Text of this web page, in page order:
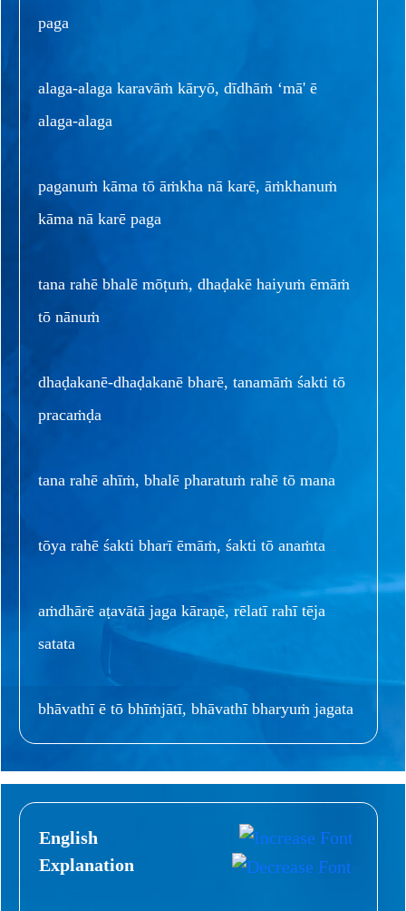
paga
alaga-alaga karavāṁ kāryō, dīdhāṁ ‘mā' ē
alaga-alaga
paganuṁ kāma tō āṁkha nā karē, āṁkhanuṁ
kāma nā karē paga
tana rahē bhalē mōṭuṁ, dhaḍakē haiyuṁ ēmāṁ
tō nānuṁ
dhaḍakanē-dhaḍakanē bharē, tanamāṁ śakti tō
pracaṁḍa
tana rahē ahīṁ, bhalē pharatuṁ rahē tō mana
tōya rahē śakti bharī ēmāṁ, śakti tō anaṁta
aṁdhārē aṭavātā jaga kāraṇē, rēlatī rahī tēja
satata
bhāvathī ē tō bhīṁjātī, bhāvathī bharyuṁ jagata
English
Explanation